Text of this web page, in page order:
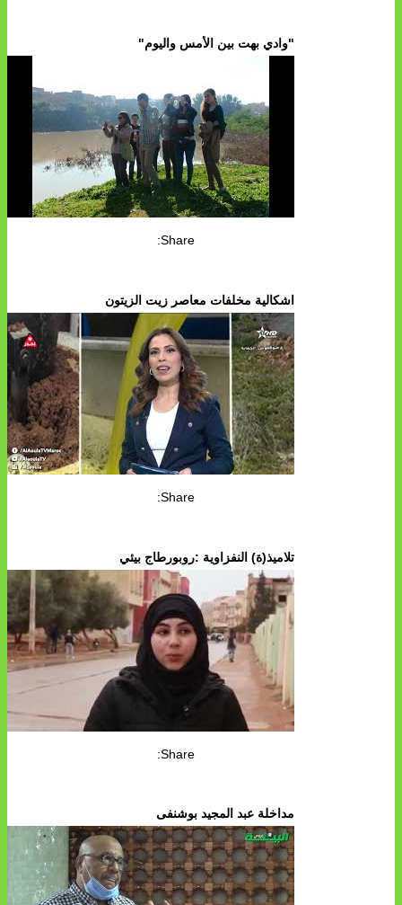
"وادي بهت بين الأمس واليوم"
Share:
اشكالية مخلفات معاصر زيت الزيتون
Share:
تلاميذ(ة) النفزاوية :روبورطاج بيئي
Share:
مداخلة عبد المجيد بوشنفى